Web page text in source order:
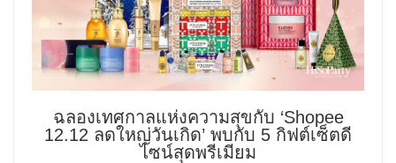
ฉลองเทศกาลแห่งความสุขกับ ‘Shopee
12.12 ลดใหญ่วันเกิด’ พบกับ 5 กิฟต์เซ็ตดี
ไซน์สุดพรีเมียม